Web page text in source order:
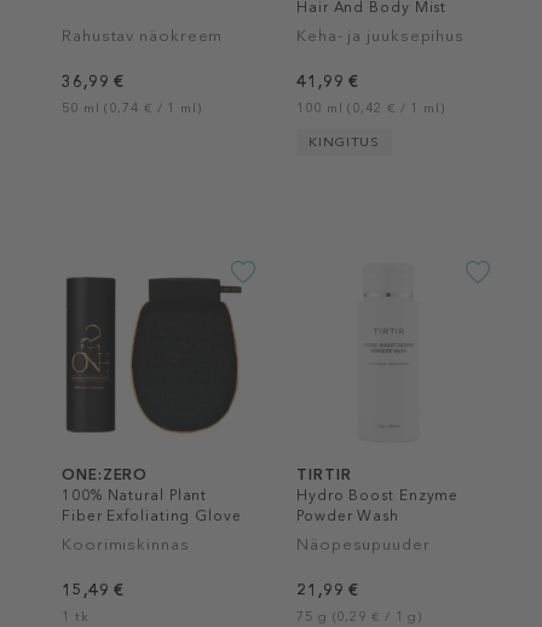
Rahustav näokreem
36,99 €
50 ml (0,74 € / 1 ml)
Hair And Body Mist
Keha- ja juuksepihus
41,99 €
100 ml (0,42 € / 1 ml)
KINGITUS
ONE:ZERO
100% Natural Plant
Fiber Exfoliating Glove
Koorimiskinnas
15,49 €
1 tk
TIRTIR
Hydro Boost Enzyme
Powder Wash
Näopesupuuder
21,99 €
75 g (0,29 € / 1 g)